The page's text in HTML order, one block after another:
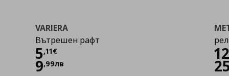
VARIERA
Вътрешен рафт
5,11€
Цена
9,99лв